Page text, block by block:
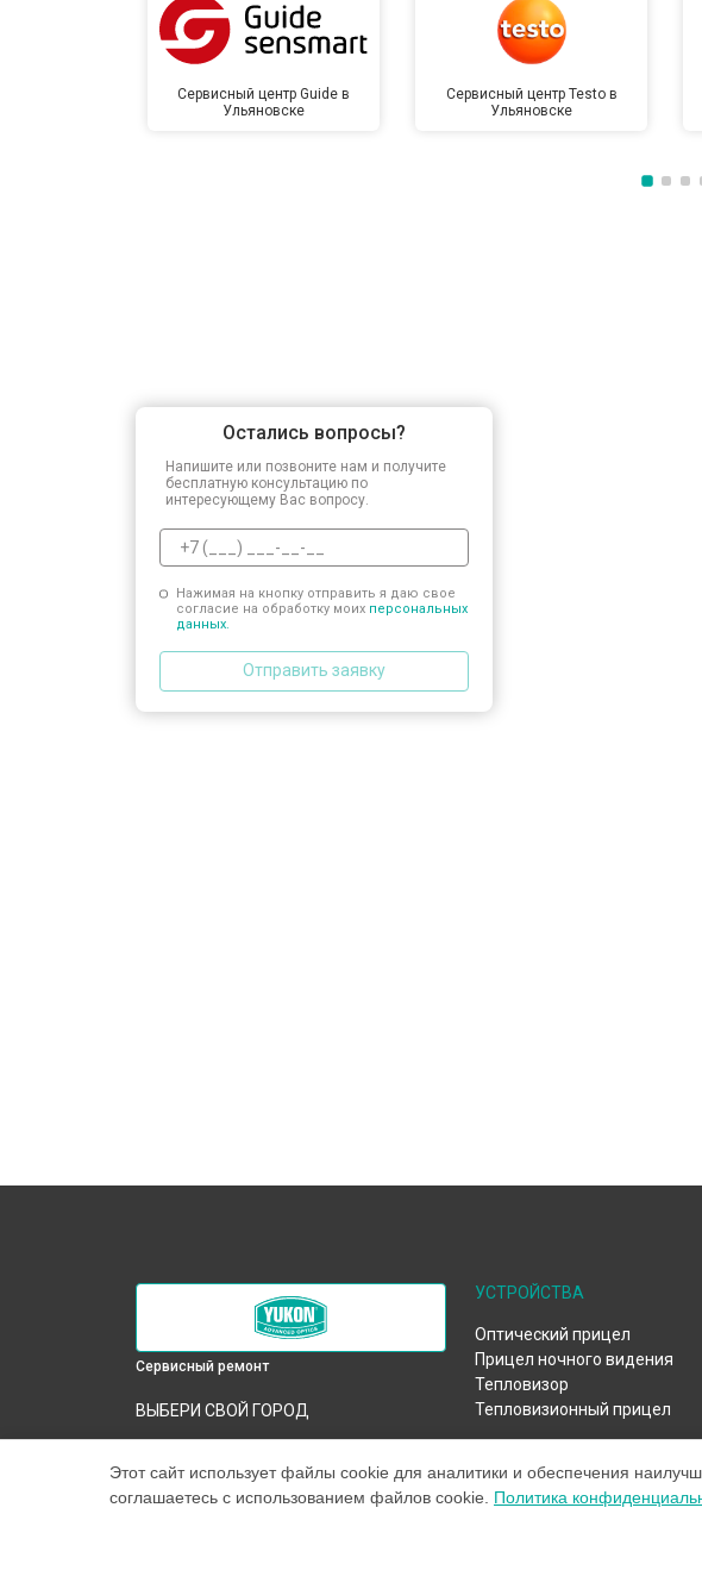
Сервисный центр Guide в
Ульяновске
Сервисный центр Testo в
Ульяновске
Остались вопросы?
Напишите или позвоните нам и получите
бесплатную консультацию по
интересующему Вас вопросу.
Нажимая на кнопку отправить я даю свое
согласие на обработку моих персональных
данных.
Отправить заявку
Сервисный ремонт
ВЫБЕРИ СВОЙ ГОРОД
384x288 Yukon вКраснодаре
Ремонт тепловизора Nordforce XQ30
УСТРОЙСТВА
Оптический прицел
Прицел ночного видения
Тепловизор
Тепловизионный прицел
Этот сайт использует файлы cookie для аналитики и обеспечения
соглашаетесь с использованием файлов cookie. Политика